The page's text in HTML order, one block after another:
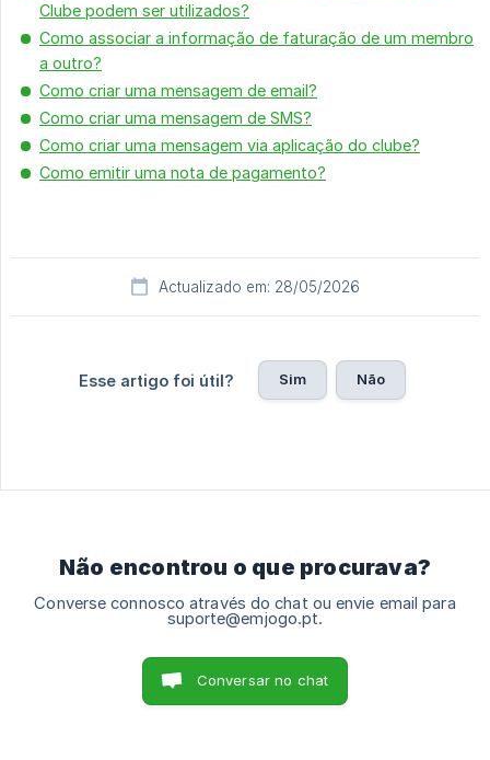
Clube podem ser utilizados?
Como associar a informação de faturação de um membro
a outro?
Como criar uma mensagem de email?
Como criar uma mensagem de SMS?
Como criar uma mensagem via aplicação do clube?
Como emitir uma nota de pagamento?
Actualizado em: 28/05/2026
Esse artigo foi útil? Sim Não
Não encontrou o que procurava?
Converse connosco através do chat ou envie email para
suporte@emjogo.pt.
Conversar no chat